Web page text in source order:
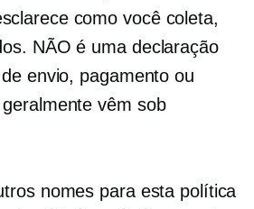
como você coleta,
NÃO é uma declaração
envio, pagamento ou
vêm sob
nomes para esta política